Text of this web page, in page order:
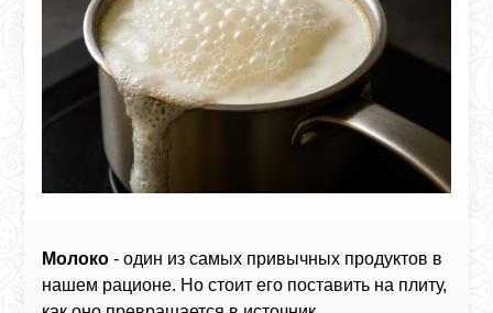
Молоко - один из самых привычных продуктов в
нашем рационе. Но стоит его поставить на плиту,